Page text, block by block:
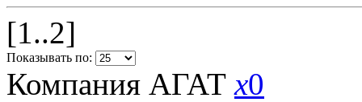
[1..2]
Показывать по:
Компания АГАТx0